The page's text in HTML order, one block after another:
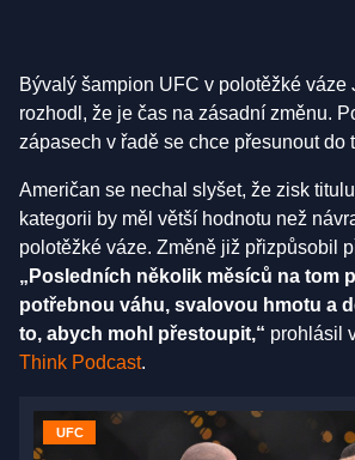
Bývalý šampion UFC v polotěžké váze
rozhodl, že je čas na zásadní změnu.
zápasech v řadě se chce přesunout do
Američan se nechal slyšet, že zisk
kategorii by měl větší hodnotu než
polotěžké váze. Změně již přizpůsobil
„Posledních několik měsíců na tom
potřebnou váhu, svalovou hmotu a
to, abych mohl přestoupit,“ prohlásil
Think Podcast.
UFC